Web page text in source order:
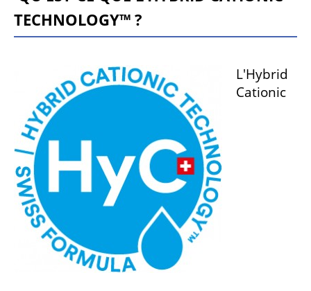
TECHNOLOGY™ ?
L'Hybrid
Cationic